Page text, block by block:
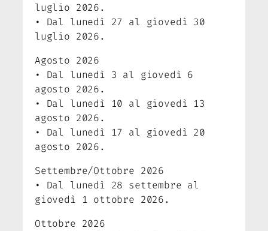
luglio 2026.
• Dal lunedì 27 al giovedì 30
luglio 2026.
Agosto 2026
• Dal lunedì 3 al giovedì 6
agosto 2026.
• Dal lunedì 10 al giovedì 13
agosto 2026.
• Dal lunedì 17 al giovedì 20
agosto 2026.
Settembre/Ottobre 2026
• Dal lunedì 28 settembre al
giovedì 1 ottobre 2026.
Ottobre 2026